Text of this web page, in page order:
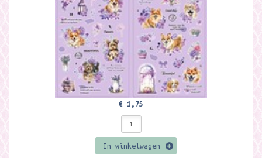
€ 1,75
In winkelwagen